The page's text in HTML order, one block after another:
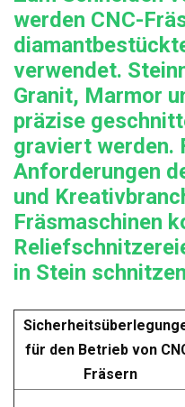
werden CNC-
verwendet.
Granit, Marmor
präzise
graviert werden.
Anforderungen
und
Fräsmaschinen
in Stein
für den Betrieb von
Fräsern